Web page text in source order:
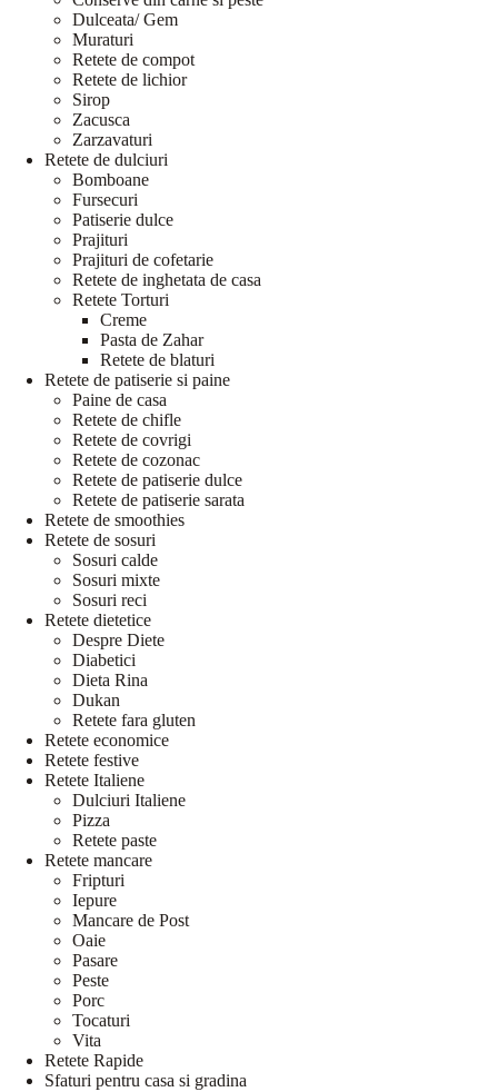
Dulceata/ Gem
Muraturi
Retete de compot
Retete de lichior
Sirop
Zacusca
Zarzavaturi
Retete de dulciuri
Bomboane
Fursecuri
Patiserie dulce
Prajituri
Prajituri de cofetarie
Retete de inghetata de casa
Retete Torturi
Creme
Pasta de Zahar
Retete de blaturi
Retete de patiserie si paine
Paine de casa
Retete de chifle
Retete de covrigi
Retete de cozonac
Retete de patiserie dulce
Retete de patiserie sarata
Retete de smoothies
Retete de sosuri
Sosuri calde
Sosuri mixte
Sosuri reci
Retete dietetice
Despre Diete
Diabetici
Dieta Rina
Dukan
Retete fara gluten
Retete economice
Retete festive
Retete Italiene
Dulciuri Italiene
Pizza
Retete paste
Retete mancare
Fripturi
Iepure
Mancare de Post
Oaie
Pasare
Peste
Porc
Tocaturi
Vita
Retete Rapide
Sfaturi pentru casa si gradina